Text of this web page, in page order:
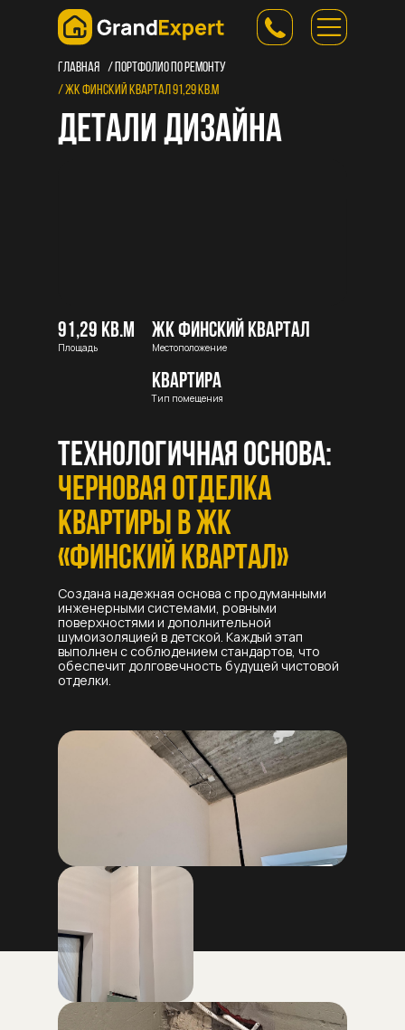
главная
/ портфолио по ремонту
/ ЖК Финский Квартал 91,29 кв.м
Детали дизайна
ЖК Финский Квартал
Местоположение
91,29 кв.м
Площадь
квартира
Тип помещения
Технологичная основа:
черновая отделка
квартиры в ЖК
«Финский Квартал»
Создана надежная основа с продуманными
инженерными системами, ровными
поверхностями и дополнительной
шумоизоляцией в детской. Каждый этап
выполнен с соблюдением стандартов, что
обеспечит долговечность будущей чистовой
отделки.